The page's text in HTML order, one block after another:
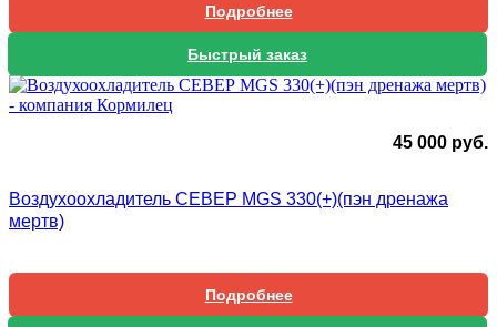
Подробнее
Быстрый заказ
45 000 руб.
Воздухоохладитель СЕВЕР MGS 330(+)(пэн дренажа
мертв)
Подробнее